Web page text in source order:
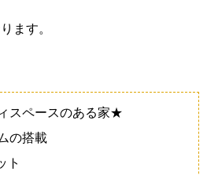
ます。
スペースのある家★
の搭載
ト